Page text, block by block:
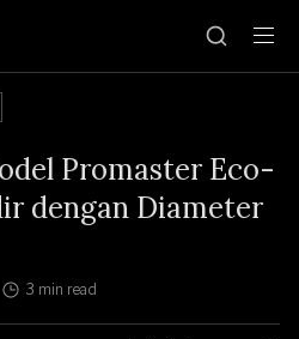
Promaster Eco-
dengan Diameter
3 min read